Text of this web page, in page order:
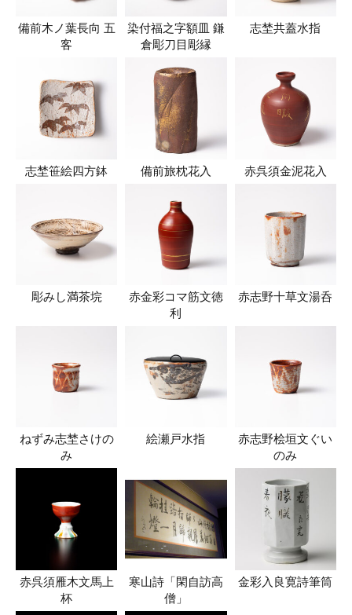
備前木ノ葉長向 五
客
染付福之字額皿 鎌
倉彫刀目彫縁
志埜共蓋水指
志埜笹絵四方鉢 備前旅枕花入 赤呉須金泥花入
彫みし満茶垸
赤金彩コマ筋文徳
利
赤志野十草文湯呑
ねずみ志埜さけの
み
絵瀬戸水指
赤志野桧垣文ぐい
のみ
赤呉須雁木文馬上
杯
寒山詩「閑自訪高
僧」
金彩入良寛詩筆筒